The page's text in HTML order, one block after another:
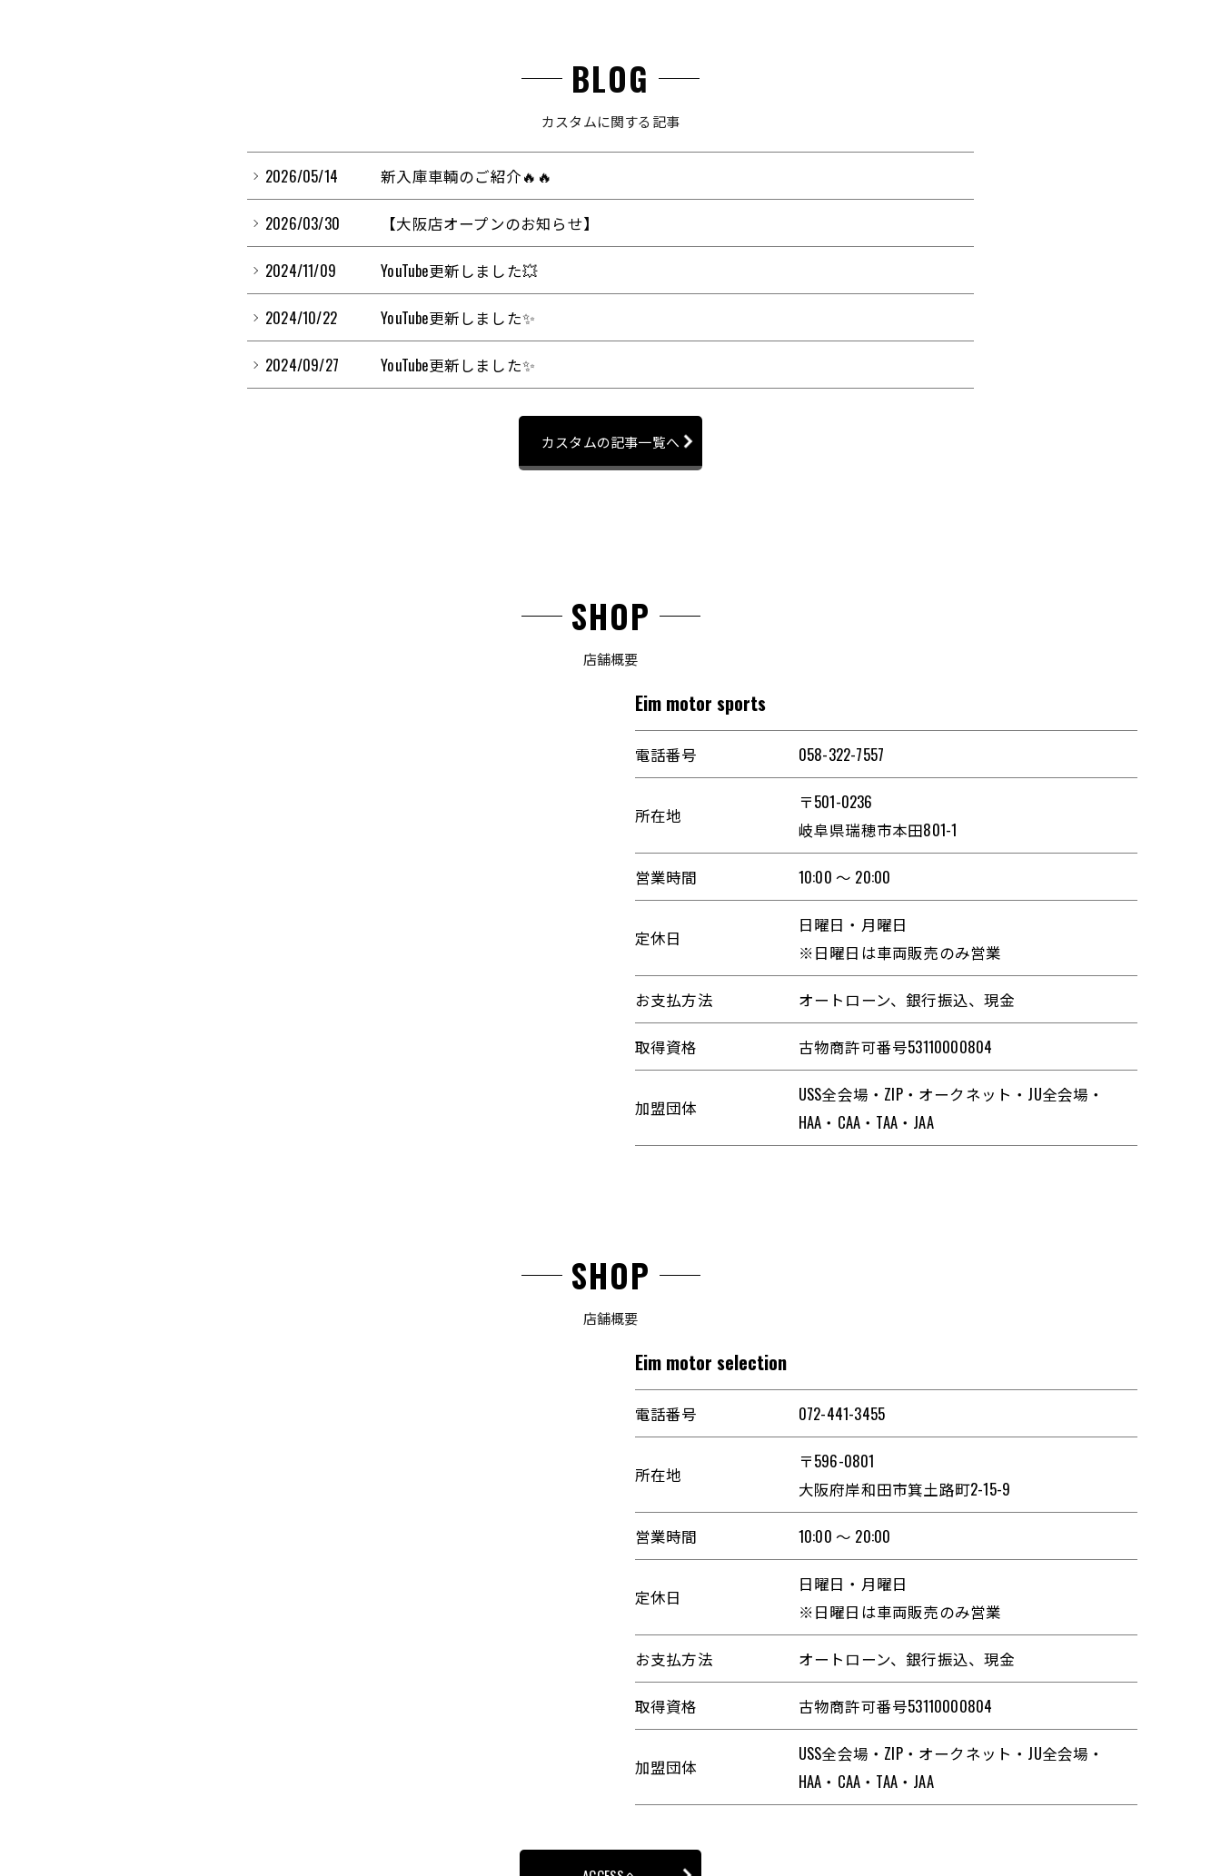
カスタムに関する記事
BLOG
2026/05/14 新入庫車輌のご紹介🔥🔥
2026/03/30 【大阪店オープンのお知らせ】
2024/11/09 YouTube更新しました💥
2024/10/22 YouTube更新しました✨
2024/09/27 YouTube更新しました✨
カスタムの記事一覧へ
店舗概要
SHOP
Eim motor sports
電話番号 058-322-7557
所在地
〒501-0236
岐阜県瑞穂市本田801-1
営業時間 10:00 ～ 20:00
定休日
日曜日・月曜日
※日曜日は車両販売のみ営業
お支払方法 オートローン、銀行振込、現金
取得資格 古物商許可番号53110000804
加盟団体
USS全会場・ZIP・オークネット・JU全会場・
HAA・CAA・TAA・JAA
店舗概要
SHOP
Eim motor selection
電話番号 072-441-3455
所在地
〒596-0801
大阪府岸和田市箕土路町2-15-9
営業時間 10:00 ～ 20:00
定休日
日曜日・月曜日
※日曜日は車両販売のみ営業
お支払方法 オートローン、銀行振込、現金
取得資格 古物商許可番号53110000804
加盟団体
USS全会場・ZIP・オークネット・JU全会場・
HAA・CAA・TAA・JAA